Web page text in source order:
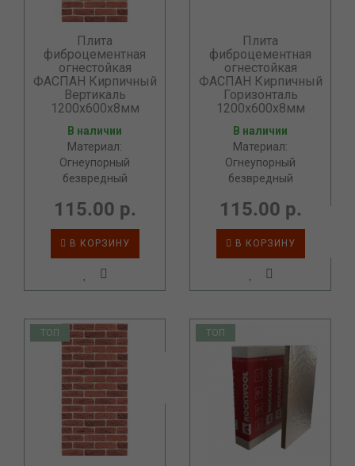
Плита
фиброцементная
огнестойкая
ФАСПАН Кирпичный
Вертикаль
1200х600х8мм
В наличии
Материал:
Огнеупорный
безвредный
115.00 р.
В КОРЗИНУ
Плита
фиброцементная
огнестойкая
ФАСПАН Кирпичный
Горизонталь
1200х600х8мм
В наличии
Материал:
Огнеупорный
безвредный
115.00 р.
В КОРЗИНУ
ТОП ТОП